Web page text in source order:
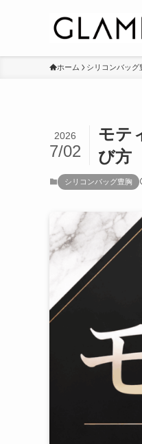
ホーム シリコンバッグ
モテ
び方
2026
7/02
シリコンバッグ豊胸